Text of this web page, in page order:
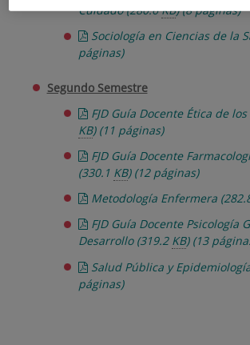
Cuidado(280.6KB)(8 páginas)
Sociología en Ciencias de la
páginas)
Segundo Semestre
FJD Guía Docente Ética de
KB)(11 páginas)
FJD Guía Docente
(330.1 KB)(12 páginas)
Metodología Enfermera
FJD Guía Docente Psicología
Desarrollo(319.2 KB)(13
Salud Pública y
páginas)